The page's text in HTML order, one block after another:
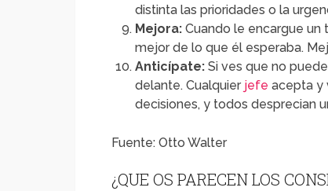
distinta las prioridades o la
Mejora: Cuando le encargue
mejor de lo que él esperaba.
Anticípate: Si ves que no
delante. Cualquier jefe acepta y
decisiones, y todos desprecian
Fuente: Otto Walter
¿QUE OS PARECEN LOS